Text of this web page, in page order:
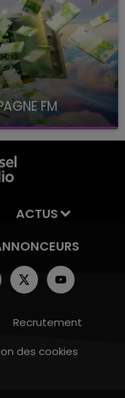
FM
à 8H10
ACTUS
Recrutement
des cookies